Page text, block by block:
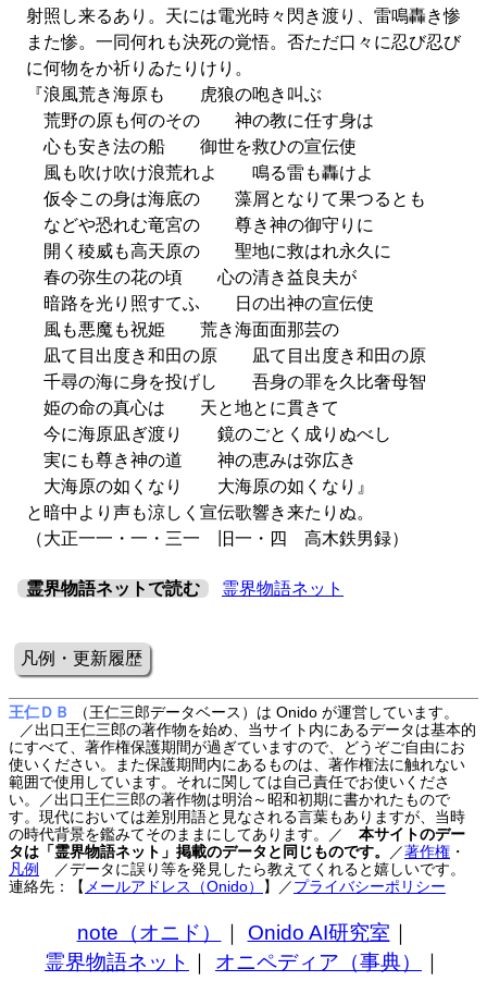
射照し来るあり。天には電光時々閃き渡り、雷鳴轟き惨
また惨。一同何れも決死の覚悟。否ただ口々に忍び忍び
に何物をか祈りゐたりけり。
『浪風荒き海原も 虎狼の咆き叫ぶ
荒野の原も何のその 神の教に任す身は
心も安き法の船 御世を救ひの宣伝使
風も吹け吹け浪荒れよ 鳴る雷も轟けよ
仮令この身は海底の 藻屑となりて果つるとも
などや恐れむ竜宮の 尊き神の御守りに
開く稜威も高天原の 聖地に救はれ永久に
春の弥生の花の頃 心の清き益良夫が
暗路を光り照すてふ 日の出神の宣伝使
風も悪魔も祝姫 荒き海面面那芸の
凪て目出度き和田の原 凪て目出度き和田の原
千尋の海に身を投げし 吾身の罪を久比奢母智
姫の命の真心は 天と地とに貫きて
今に海原凪ぎ渡り 鏡のごとく成りぬべし
実にも尊き神の道 神の恵みは弥広き
大海原の如くなり 大海原の如くなり』
と暗中より声も涼しく宣伝歌響き来たりぬ。
（大正一一・一・三一 旧一・四 高木鉄男録）
霊界物語ネットで読む 霊界物語ネット
凡例・更新履歴
王仁ＤＢ
（王仁三郎データベース）は Onido が運営しています。
／出口王仁三郎の著作物を始め、当サイト内にあるデータは基本的
にすべて、著作権保護期間が過ぎていますので、どうぞご自由にお
使いください。また保護期間内にあるものは、著作権法に触れない
範囲で使用しています。それに関しては自己責任でお使いくださ
い。／出口王仁三郎の著作物は明治～昭和初期に書かれたもので
す。現代においては差別用語と見なされる言葉もありますが、当時
の時代背景を鑑みてそのままにしてあります。／ 本サイトのデー
タは「霊界物語ネット」掲載のデータと同じものです。
／著作権 ・
凡例
／データに誤り等を発見したら教えてくれると嬉しいです。
連絡先：【 メールアドレス（Onido） 】 ／プライバシーポリシー
note（オニド） Onido AI研究室
霊界物語ネット
オニペディア（事典）